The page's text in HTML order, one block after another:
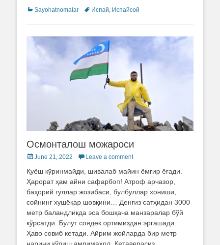
Categories
Sayohatnomalar TagsИспай, Испайсой
Осмонталош можароси
Posted
June 21, 2022 Leave a comment
Қуёш кўринмайди, шивалаб майин ёмғир ёғади.
Ҳарорат ҳам айни сафарбоп! Атроф арчазор,
баҳорий гуллар жозибаси, булбуллар хониши,
сойнинг хушёқар шовқини… Денгиз сатҳидан 3000
метр баландликда эса бошқача манзаралар бўй
кўрсатди. Булут соядек ортимиздан эргашади.
Ҳаво совиб кетади. Айрим жойларда бир метр